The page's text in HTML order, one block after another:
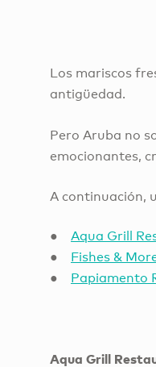
Los mariscos
antigüedad.
Pero Aruba no
emocionantes,
A continuación,
● Aqua Grill
● Fishes &
● Papiamento
Aqua Grill